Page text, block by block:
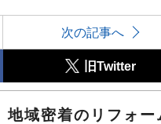
次の記事へ
旧Twitter
地域密着のリフォー